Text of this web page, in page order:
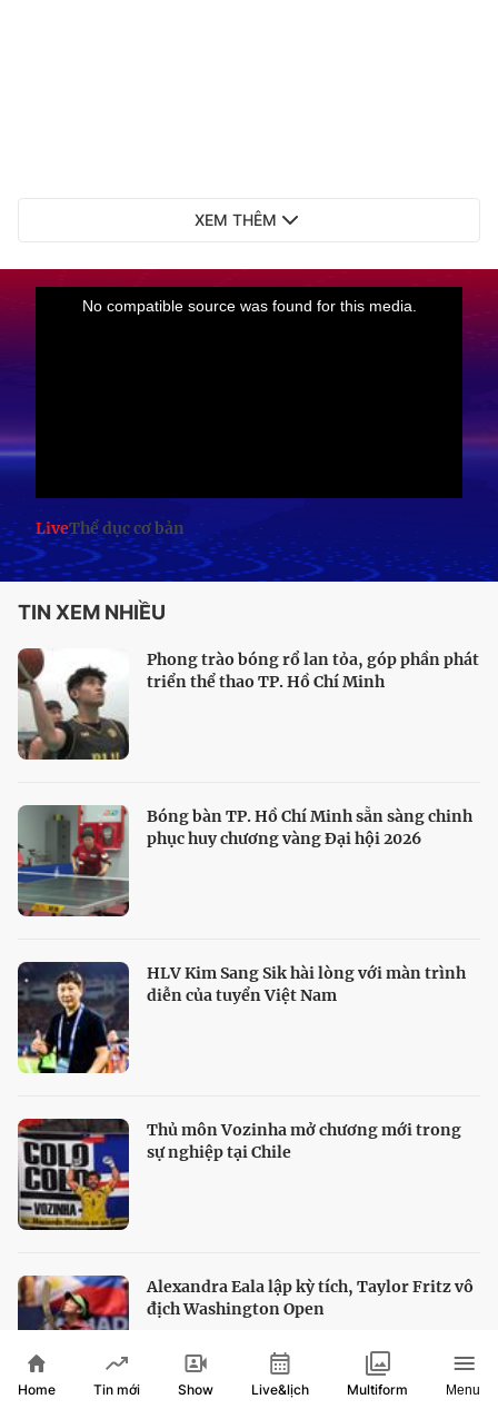
XEM THÊM
LiveThể dục cơ bản
TIN XEM NHIỀU
Phong trào bóng rổ lan tỏa, góp phần phát
triển thể thao TP. Hồ Chí Minh
Bóng bàn TP. Hồ Chí Minh sẵn sàng chinh
phục huy chương vàng Đại hội 2026
HLV Kim Sang Sik hài lòng với màn trình
diễn của tuyển Việt Nam
Thủ môn Vozinha mở chương mới trong
sự nghiệp tại Chile
Alexandra Eala lập kỳ tích, Taylor Fritz vô
địch Washington Open
Home Tin mới Show Live&lịch Multiform Menu